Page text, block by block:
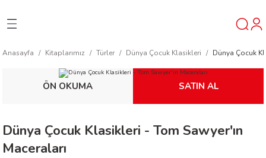
Anasayfa Kitaplarımız Türler Dünya Çocuk Klasikleri Dünya Çocuk
ÖN OKUMA SATIN AL
Dünya Çocuk Klasikleri - Tom Sawyer'ın
Maceraları